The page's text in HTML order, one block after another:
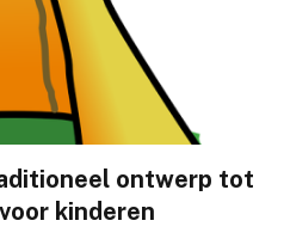
ontwerp tot
kinderen